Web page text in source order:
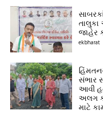
જાહેર
ekbharat
સંભાર
આવી
અલગ
માટે